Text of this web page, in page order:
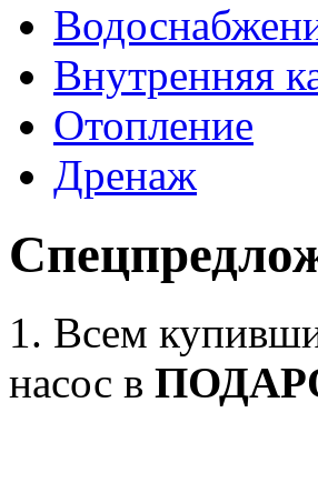
Внутренняя
Отопление
Дренаж
1. Всем
насос в